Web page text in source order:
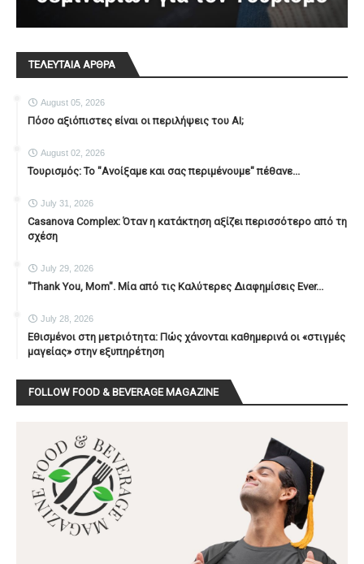
ΤΕΛΕΥΤΑΙΑ ΑΡΘΡΑ
August 05, 2026
Πόσο αξιόπιστες είναι οι περιλήψεις του ΑΙ;
August 02, 2026
Τουρισμός: Το "Ανοίξαμε και σας περιμένουμε" πέθανε...
July 31, 2026
Casanova Complex: Όταν η κατάκτηση αξίζει περισσότερο από τη
σχέση
July 29, 2026
"Thank You, Mοm". Μία από τις Καλύτερες Διαφημίσεις Ever...
July 28, 2026
Εθισμένοι στη μετριότητα: Πώς χάνονται καθημερινά οι «στιγμές
μαγείας» στην εξυπηρέτηση
FOLLOW FOOD & BEVERAGE MAGAZINE